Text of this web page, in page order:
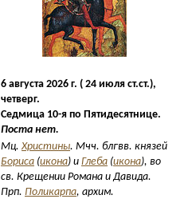
6 августа 2026 г. ( 24 июля ст.ст.),
четверг.
Седмица 10-я по Пятидесятнице.
Поста нет.
Мц.Христины. Мчч. блгвв. князей
Бориса (икона) и Глеба (икона), во
св. Крещении Романа и Давида.
Прп. Поликарпа, архим.